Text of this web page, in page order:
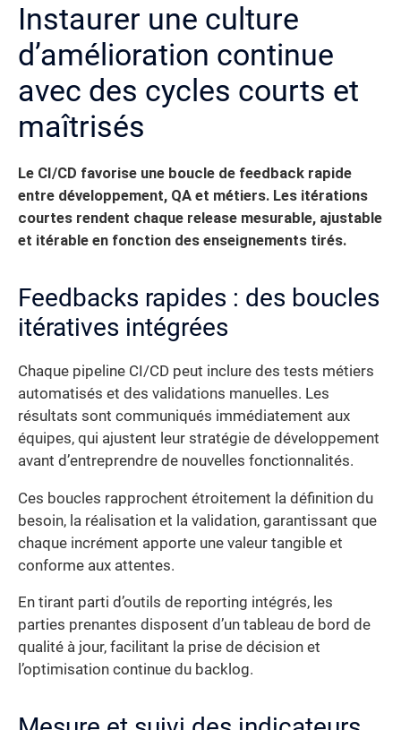
Instaurer une culture
d’amélioration continue
avec des cycles courts et
maîtrisés
Le CI/CD favorise une boucle de feedback rapide
entre développement, QA et métiers. Les itérations
courtes rendent chaque release mesurable, ajustable
et itérable en fonction des enseignements tirés.
Feedbacks rapides : des boucles
itératives intégrées
Chaque pipeline CI/CD peut inclure des tests métiers
automatisés et des validations manuelles. Les
résultats sont communiqués immédiatement aux
équipes, qui ajustent leur stratégie de développement
avant d’entreprendre de nouvelles fonctionnalités.
Ces boucles rapprochent étroitement la définition du
besoin, la réalisation et la validation, garantissant que
chaque incrément apporte une valeur tangible et
conforme aux attentes.
En tirant parti d’outils de reporting intégrés, les
parties prenantes disposent d’un tableau de bord de
qualité à jour, facilitant la prise de décision et
l’optimisation continue du backlog.